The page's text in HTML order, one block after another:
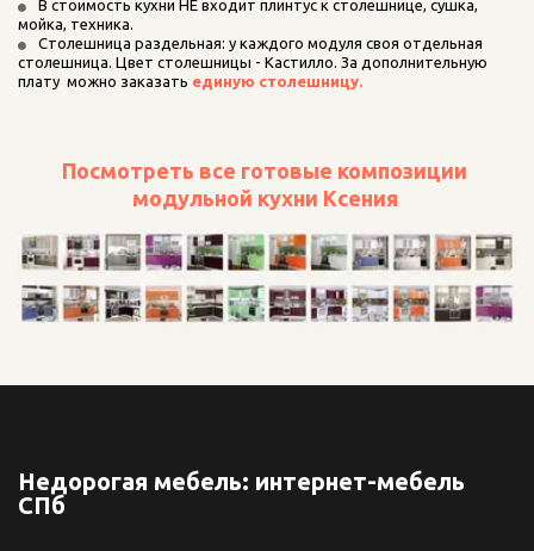
В стоимость кухни НЕ входит плинтус к столешнице, сушка,
мойка, техника.
Столешница раздельная: у каждого модуля своя отдельная
столешница. Цвет столешницы - Кастилло. За дополнительную
плату  можно заказать единую столешницу.
Посмотреть все готовые композиции
модульной кухни Ксения
Недорогая мебель: интернет-мебель
СПб